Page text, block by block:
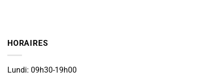
HORAIRES
Lundi: 09h30-19h00